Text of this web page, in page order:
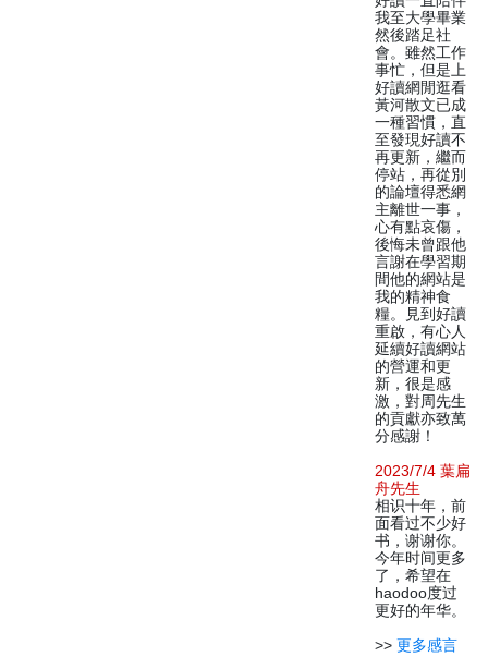
我至大學畢業
然後踏足社
會。雖然工作
事忙，但是上
好讀網閒逛看
黃河散文已成
一種習慣，直
至發現好讀不
再更新，繼而
停站，再從別
的論壇得悉網
主離世一事，
心有點哀傷，
後悔未曾跟他
言謝在學習期
間他的網站是
我的精神食
糧。見到好讀
重啟，有心人
延續好讀網站
的營運和更
新，很是感
激，對周先生
的貢獻亦致萬
分感謝！
2023/7/4 葉扁
舟先生
相识十年，前
面看过不少好
书，谢谢你。
今年时间更多
了，希望在
haodoo度过
更好的年华。
>> 更多感言